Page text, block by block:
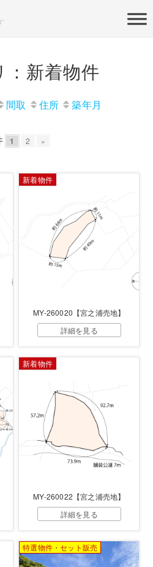
：新着物件
間取 住所 築年月
1 2 »
MY-260020【宮之浦売地】
新着物件
詳細を見る
MY-260022【宮之浦売地】
新着物件
詳細を見る
特選物件・セット販売